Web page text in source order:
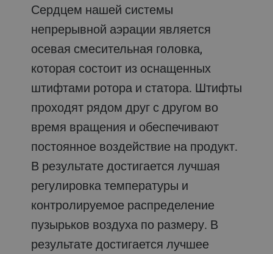
Сердцем нашей системы
непрерывной аэрации является
осевая смесительная головка,
которая состоит из оснащенных
штифтами ротора и статора. Штифты
проходят рядом друг с другом во
время вращения и обеспечивают
постоянное воздействие на продукт.
В результате достигается лучшая
регулировка температуры и
контролируемое распределение
пузырьков воздуха по размеру. В
результате достигается лучшее